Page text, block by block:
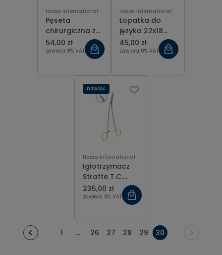
Hossa International
Pęseta
chirurgiczna z
ząbkami 3x4,
25 cm
54,00 zł
zawiera 8% VAT
Hossa International
Łopatka do
języka 22x18
mm dł. 20 cm
45,00 zł
zawiera 8% VAT
Hossa International
Igłotrzymacz
Stratte T.C.
Gold 23 cm
235,00 zł
zawiera 8% VAT
nowość
1 ... 26 27 28 29 30